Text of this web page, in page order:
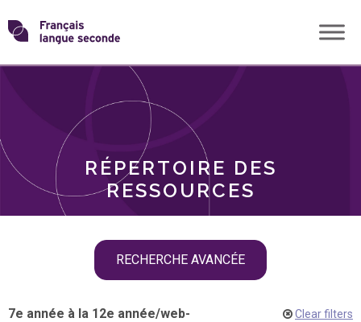
Skip
toTransformons
langue
RÉPERTOIRE DES
RESSOURCES
RECHERCHE AVANCÉE
THÈMES
7e année à la 12e année/web-
Clear filters